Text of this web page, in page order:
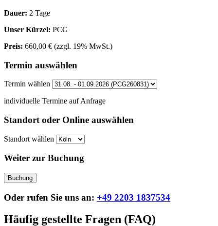
Dauer: 2 Tage
Unser Kürzel: PCG
Preis: 660,00 € (zzgl. 19% MwSt.)
Termin auswählen
Termin wählen
individuelle Termine auf Anfrage
Standort oder Online auswählen
Standort wählen
Weiter zur Buchung
Buchung
Oder rufen Sie uns an: +49 2203 1837534
Häufig gestellte Fragen (FAQ)